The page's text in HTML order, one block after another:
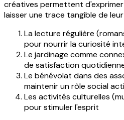
créatives permettent
laisser une trace tangible de
La lecture régulière
pour nourrir la curiosité
Le jardinage comme
de satisfaction
Le bénévolat dans des
maintenir un rôle social
Les activités culturelles
pour stimuler l'esprit